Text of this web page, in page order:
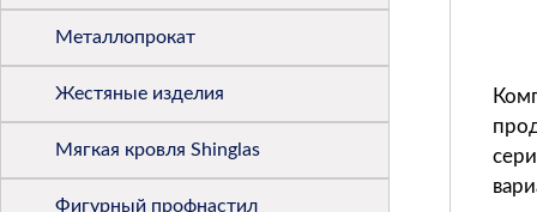
Металлопрокат
Жестяные изделия
Мягкая кровля Shinglas
Фигурный профнастил